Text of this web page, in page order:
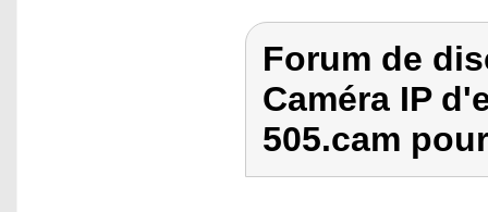
Forum de
Caméra IP
505.cam